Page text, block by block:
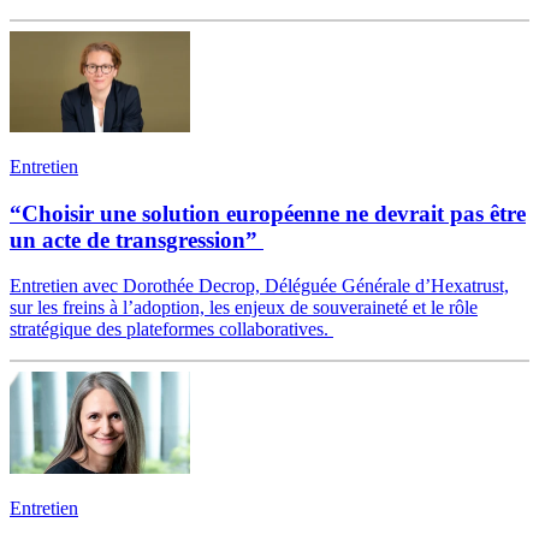
Entretien
“Choisir une solution européenne ne devrait pas être
un acte de transgression”
Entretien avec Dorothée Decrop, Déléguée Générale d’Hexatrust,
sur les freins à l’adoption, les enjeux de souveraineté et le rôle
stratégique des plateformes collaboratives.
Entretien